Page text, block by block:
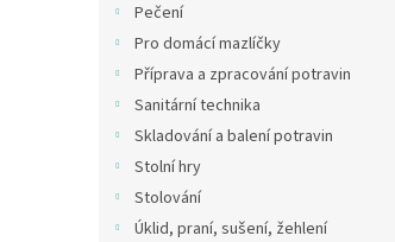
Pečení
Pro domácí mazlíčky
Příprava a zpracování potravin
Sanitární technika
Skladování a balení potravin
Stolní hry
Stolování
Úklid, praní, sušení, žehlení